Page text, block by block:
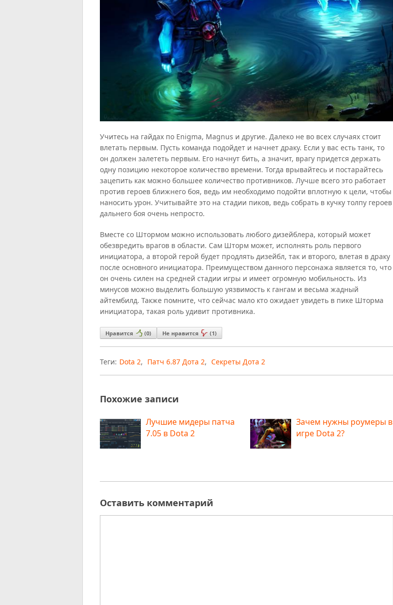
Учитесь на гайдах по Enigma, Magnus и другие. Далеко не во всех случаях стоит
влетать первым. Пусть команда подойдет и начнет драку. Если у вас есть танк, то
он должен залететь первым. Его начнут бить, а значит, врагу придется держать
одну позицию некоторое количество времени. Тогда врывайтесь и постарайтесь
зацепить как можно большее количество противников. Лучше всего это работает
против героев ближнего боя, ведь им необходимо подойти вплотную к цели, чтобы
наносить урон. Учитывайте это на стадии пиков, ведь собрать в кучку толпу героев
дальнего боя очень непросто.
Вместе со Штормом можно использовать любого дизейблера, который может
обезвредить врагов в области. Сам Шторм может, исполнять роль первого
инициатора, а второй герой будет продлять дизейбл, так и второго, влетая в драку
после основного инициатора. Преимуществом данного персонажа является то, что
он очень силен на средней стадии игры и имеет огромную мобильность. Из
минусов можно выделить большую уязвимость к гангам и весьма жадный
айтембилд. Также помните, что сейчас мало кто ожидает увидеть в пике Шторма
инициатора, такая роль удивит противника.
Нравится (0) Не нравится (1)
Теги: Dota 2, Патч 6.87 Дота 2, Секреты Дота 2
Похожие записи
Лучшие мидеры патча
7.05 в Dota 2
Зачем нужны роумеры в
игре Dota 2?
Оставить комментарий